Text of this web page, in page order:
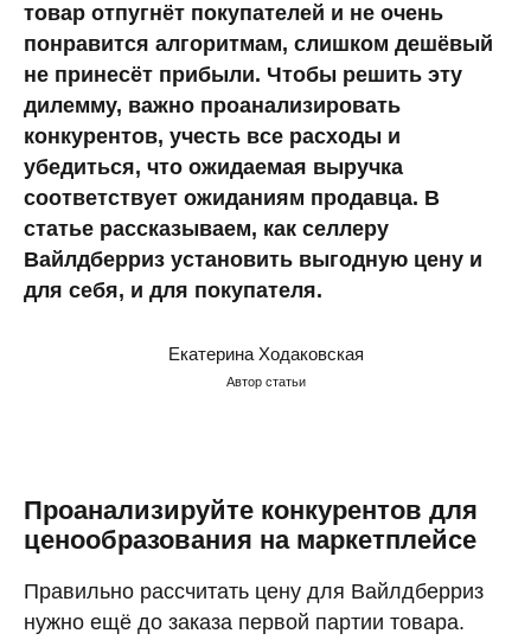
товар отпугнёт покупателей и не очень
понравится алгоритмам, слишком дешёвый
не принесёт прибыли. Чтобы решить эту
дилемму, важно проанализировать
конкурентов, учесть все расходы и
убедиться, что ожидаемая выручка
соответствует ожиданиям продавца. В
статье рассказываем, как селлеру
Вайлдберриз установить выгодную цену и
для себя, и для покупателя.
Екатерина Ходаковская
Автор статьи
Проанализируйте конкурентов для
ценообразования на маркетплейсе
Правильно рассчитать цену для Вайлдберриз
нужно ещё до заказа первой партии товара.